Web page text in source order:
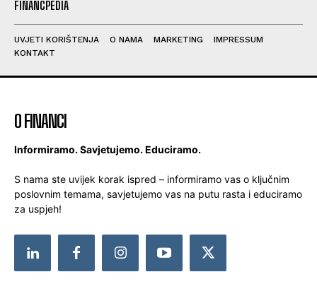
FINANCPEDIA
UVJETI KORIŠTENJA O NAMA MARKETING
IMPRESSUM
KONTAKT
O FINANCI
Informiramo. Savjetujemo. Educiramo.
S nama ste uvijek korak ispred – informiramo vas o ključnim
poslovnim temama, savjetujemo vas na putu rasta i educiramo
za uspjeh!